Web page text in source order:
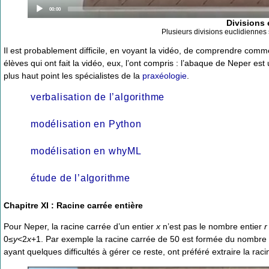
Current
00:00
Divisions
Plusieurs divisions euclidiennes
Il est probablement difficile, en voyant la vidéo, de comprendre
élèves qui ont fait la vidéo, eux, l’ont compris : l’abaque de Neper
plus haut point les spécialistes de la praxéologie
verbalisation de l’algorithme
modélisation en Python
modélisation en whyML
étude de l’algorithme
Chapitre XI : Racine carrée entière
Pour Neper, la racine carrée d’un entier x n’est pas le nombre entier r
0≤y<2x+1. Par exemple la racine carrée de 50 est formée du
ayant quelques difficultés à gérer ce reste, ont préféré extraire la